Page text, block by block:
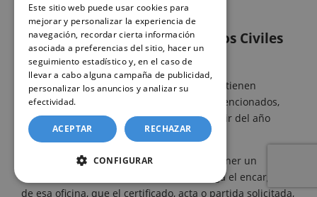
Curiosidades sobre los Registros Civiles
(inscripciones fuera de plazo)
Los Registros Civiles o los Juzgados de Paz, tienen
asientos de los hechos registrales antes mencionados,
nacimiento, matrimonio o defunción a partir del año
1870.
Puede darse el caso, que si queremos obtener un
certificado de nacimiento antiguo, nos diga el encargado
de esa oficina, que el certificado, acta o partida solicitada,
Este sitio web puede usar cookies para
mejorar y personalizar la experiencia de
navegación, recordar cierta información
asociada a preferencias del sitio, hacer un
seguimiento estadístico y, en el caso de
llevar a cabo alguna campaña de publicidad,
personalizar los anuncios y analizar su
efectividad.
ACEPTAR RECHAZAR
CONFIGURAR